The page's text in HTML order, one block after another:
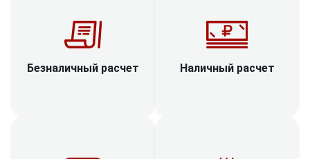
Безналичный расчет Наличный расчет